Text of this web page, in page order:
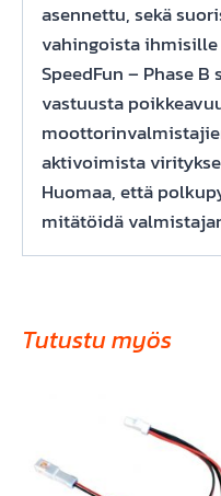
asennettu, sekä
vahingoista
SpeedFun – Phase
vastuusta
aktivoimista
Huomaa, että
mitätöidä
Tutustu myös